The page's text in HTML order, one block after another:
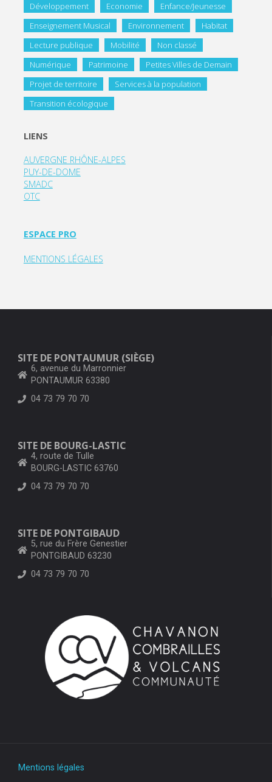
Développement
Economie
Enfance/Jeunesse
Enseignement Musical
Environnement
Habitat
Lecture publique
Mobilité
Non classé
Numérique
Patrimoine
Petites Villes de Demain
Projet de territoire
Services à la population
Transition écologique
LIENS
AUVERGNE RHÔNE-ALPES
PUY-DE-DOME
SMADC
OTC
ESPACE PRO
MENTIONS LÉGALES
SITE DE PONTAUMUR (SIÈGE)
6, avenue du Marronnier
PONTAUMUR 63380
04 73 79 70 70
SITE DE BOURG-LASTIC
4, route de Tulle
BOURG-LASTIC 63760
04 73 79 70 70
SITE DE PONTGIBAUD
5, rue du Frère Genestier
PONTGIBAUD 63230
04 73 79 70 70
Mentions légales